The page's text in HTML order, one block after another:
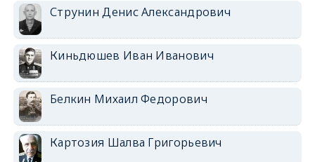
Струнин Денис Александрович
Киньдюшев Иван Иванович
Белкин Михаил Федорович
Картозия Шалва Григорьевич